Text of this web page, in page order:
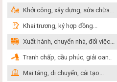
Khởi công, xây dựng, sửa chữa...
Khai trương, ký hợp đồng...
Xuất hành, chuyển nhà, đổi việc...
Tranh chấp, cầu phúc, giải oan..
Mai táng, di chuyển, cải tạo...